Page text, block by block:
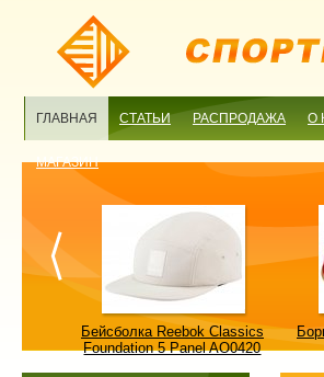
ГЛАВНАЯ СТАТЬИ РАСПРОДАЖА О
МАГАЗИН
Бейсболка Reebok Classics
Foundation 5 Panel AO0420